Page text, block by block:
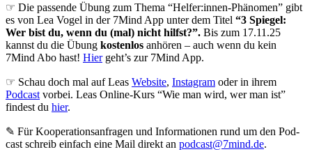
☞ Die passende Übung zum Thema “Helfer:innen-Phänomen” gibt
es von Lea Vogel in der 7Mind App unter dem Titel “3 Spiegel:
Wer bist du, wenn du (mal) nicht hilfst?”. Bis zum 17.11.25
kannst du die Übung kostenlos anhören – auch wenn du kein
7Mind Abo hast! Hiergeht’s zur 7Mind App.
☞ Schau doch mal auf Leas Website, Instagram oder in ihrem
Podcast vorbei. Leas Online-Kurs “Wie man wird, wer man ist”
findest du hier.
✎ Für Koope­ra­ti­ons­an­fra­gen und Infor­ma­tio­nen rund um den Pod­
cast schreib ein­fach eine Mail direkt an podcast@7mind.de.